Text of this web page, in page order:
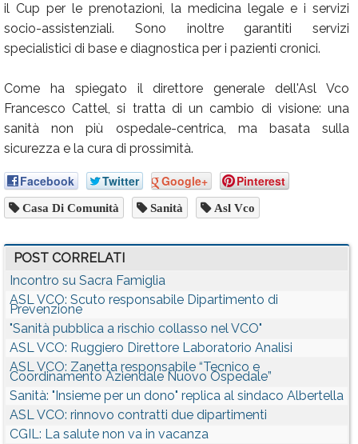
il Cup per le prenotazioni, la medicina legale e i servizi
socio-assistenziali. Sono inoltre garantiti servizi
specialistici di base e diagnostica per i pazienti cronici.
Come ha spiegato il direttore generale dell'Asl Vco
Francesco Cattel, si tratta di un cambio di visione: una
sanità non più ospedale-centrica, ma basata sulla
sicurezza e la cura di prossimità.
Facebook Twitter Google+ Pinterest
Casa Di Comunità Sanità Asl Vco
POST CORRELATI
Incontro su Sacra Famiglia
ASL VCO: Scuto responsabile Dipartimento di
Prevenzione
"Sanità pubblica a rischio collasso nel VCO"
ASL VCO: Ruggiero Direttore Laboratorio Analisi
ASL VCO: Zanetta responsabile “Tecnico e
Coordinamento Aziendale Nuovo Ospedale”
Sanità: "Insieme per un dono" replica al sindaco Albertella
ASL VCO: rinnovo contratti due dipartimenti
CGIL: La salute non va in vacanza